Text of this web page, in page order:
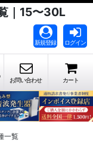
｜15〜30L
新規登録 ログイン
お問い合わせ カート
一覧